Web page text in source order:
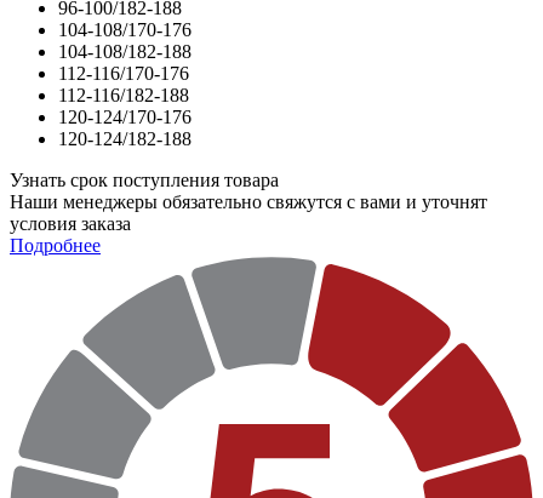
96-100/182-188
104-108/170-176
104-108/182-188
112-116/170-176
112-116/182-188
120-124/170-176
120-124/182-188
Узнать срок поступления товара
Наши менеджеры обязательно свяжутся с вами и уточнят
условия заказа
Подробнее